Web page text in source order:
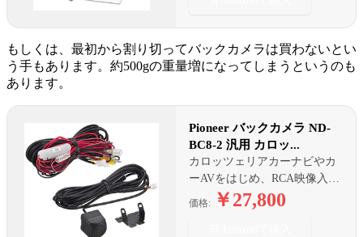
もしくは、最初から割り切ってバックカメラは買わないとい
う手もあります。約500gの重量増になってしまうというのも
あります。
Pioneer バックカメラ ND-
BC8-2 汎用 カロッ...
カロッツェリアカーナビやカ
ーAVをはじめ、RCA映像入力
端子付の様々なモニターと組
合わせて使用できます。
価格: ￥27,800